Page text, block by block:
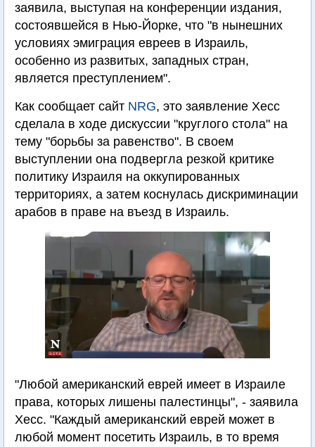
заявила, выступая на конференции издания,
состоявшейся в Нью-Йорке, что "в нынешних
условиях эмиграция евреев в Израиль,
особенно из развитых, западных стран,
является преступлением".
Как сообщает сайт NRG, это заявление Хесс
сделала в ходе дискуссии "круглого стола" на
тему "борьбы за равенство". В своем
выступлении она подвергла резкой критике
политику Израиля на оккупированных
территориях, а затем коснулась дискриминации
арабов в праве на въезд в Израиль.
"Любой американский еврей имеет в Израиле
права, которых лишены палестинцы", - заявила
Хесс. "Каждый американский еврей может в
любой момент посетить Израиль, в то время